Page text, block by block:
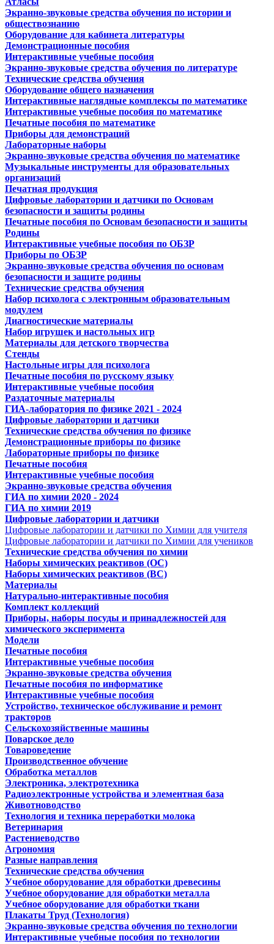
Экранно-звуковые средства обучения по истории и
обществознанию
Оборудование для кабинета литературы
Демонстрационные пособия
Интерактивные учебные пособия
Экранно-звуковые средства обучения по литературе
Технические средства обучения
Оборудование общего назначения
Интерактивные наглядные комплексы по математике
Интерактивные учебные пособия по математике
Печатные пособия по математике
Приборы для демонстраций
Лабораторные наборы
Экранно-звуковые средства обучения по математике
Музыкальные инструменты для образовательных
организаций
Печатная продукция
Цифровые лаборатории и датчики по Основам
безопасности и защиты родины
Печатные пособия по Основам безопасности и защиты
Родины
Интерактивные учебные пособия по ОБЗР
Приборы по ОБЗР
Экранно-звуковые средства обучения по основам
безопасности и защите родины
Технические средства обучения
Набор психолога с электронным образовательным
модулем
Диагностические материалы
Набор игрушек и настольных игр
Материалы для детского творчества
Стенды
Настольные игры для психолога
Печатные пособия по русскому языку
Интерактивные учебные пособия
Раздаточные материалы
ГИА-лаборатория по физике 2021 - 2024
Цифровые лаборатории и датчики
Технические средства обучения по физике
Демонстрационные приборы по физике
Лабораторные приборы по физике
Печатные пособия
Интерактивные учебные пособия
Экранно-звуковые средства обучения
ГИА по химии 2020 - 2024
ГИА по химии 2019
Цифровые лаборатории и датчики
Цифровые лаборатории и датчики по Химии для учителя
Цифровые лаборатории и датчики по Химии для учеников
Технические средства обучения по химии
Наборы химических реактивов (ОС)
Наборы химических реактивов (ВС)
Материалы
Натурально-интерактивные пособия
Комплект коллекций
Приборы, наборы посуды и принадлежностей для
химического эксперимента
Модели
Печатные пособия
Интерактивные учебные пособия
Экранно-звуковые средства обучения
Печатные пособия по информатике
Интерактивные учебные пособия
Устройство, техническое обслуживание и ремонт
тракторов
Сельскохозяйственные машины
Поварское дело
Товароведение
Производственное обучение
Обработка металлов
Электроника, электротехника
Радиоэлектронные устройства и элементная база
Животноводство
Технология и техника переработки молока
Ветеринария
Растениеводство
Агрономия
Разные направления
Технические средства обучения
Учебное оборудование для обработки древесины
Учебное оборудование для обработки металла
Учебное оборудование для обработки ткани
Плакаты Труд (Технология)
Экранно-звуковые средства обучения по технологии
Интерактивные учебные пособия по технологии